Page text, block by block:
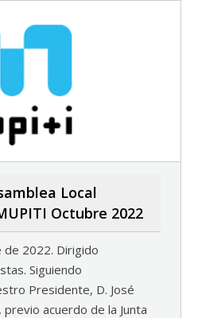
Local
Octubre 2022
2022. Dirigido
Siguiendo
Presidente, D. José
previo acuerdo de la Junta